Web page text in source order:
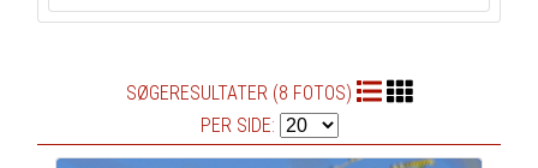
SØGERESULTATER (8 FOTOS)
PER SIDE: